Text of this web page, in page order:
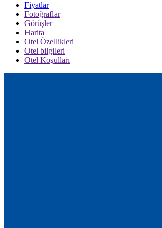
Fiyatlar
Fotoğraflar
Görüşler
Harita
Otel Özellikleri
Otel bilgileri
Otel Koşulları